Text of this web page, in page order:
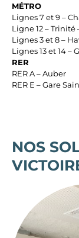
MÉTRO
Lignes 7 et 9 –
Ligne 12 – Trinité
Lignes 3 et 8 –
Lignes 13 et 14 –
RER
RER A – Auber
RER E – Gare
NOS